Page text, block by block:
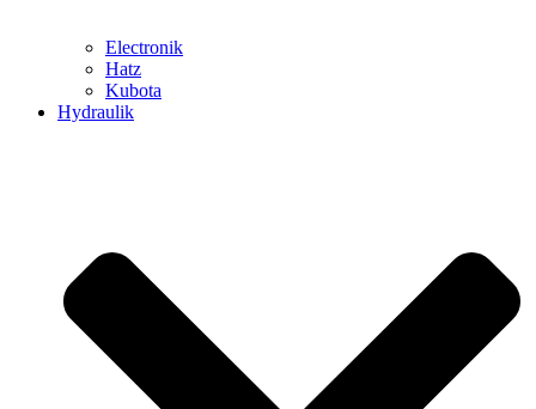
Electronik
Hatz
Kubota
Hydraulik